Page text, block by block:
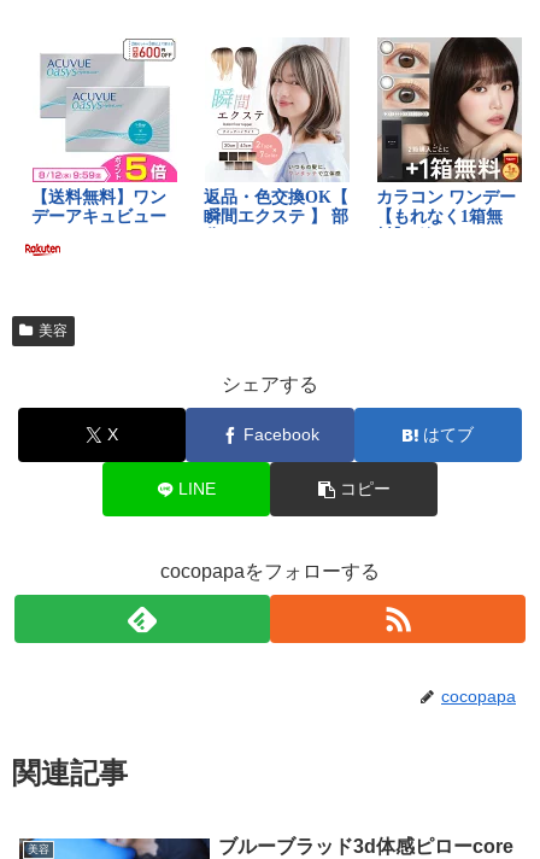
美容
シェアする
X Facebook はてブ
LINE コピー
cocopapaをフォローする
cocopapa
関連記事
美容
ブルーブラッド3d体感ピローcore